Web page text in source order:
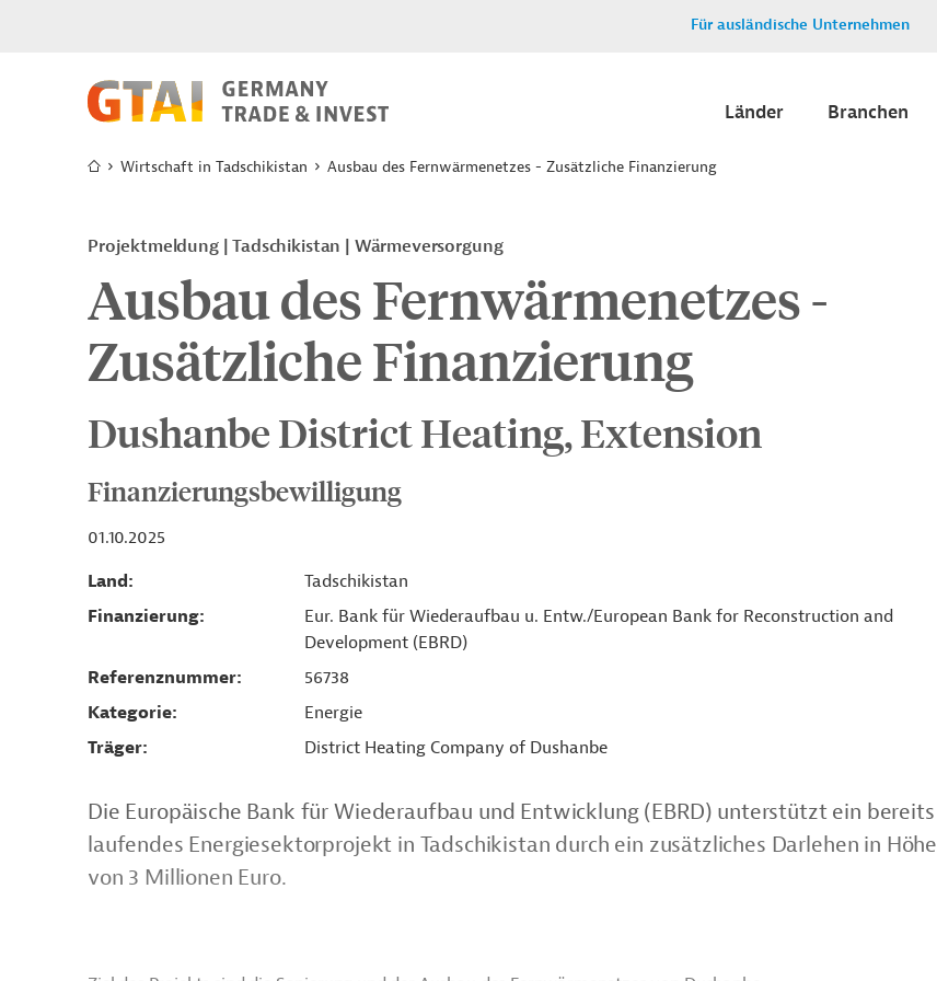
Für ausländische Unternehmen
Länder Branchen
Wirtschaft in Tadschikistan Ausbau des Fernwärmenetzes - Zusätzliche Finanzierung
Projektmeldung Tadschikistan Wärmeversorgung
Ausbau des Fernwärmenetzes -
Zusätzliche Finanzierung
Dushanbe District Heating, Extension
Finanzierungsbewilligung
01.10.2025
Land
Tadschikistan
Finanzierung
Eur. Bank für Wiederaufbau u. Entw./European Bank for Reconstruction and
Development (EBRD)
Referenznummer
56738
Kategorie
Energie
Träger
District Heating Company of Dushanbe
Die Europäische Bank für Wiederaufbau und Entwicklung (EBRD) unterstützt ein bereits
laufendes Energiesektorprojekt in Tadschikistan durch ein zusätzliches Darlehen in Höhe
von 3 Millionen Euro.